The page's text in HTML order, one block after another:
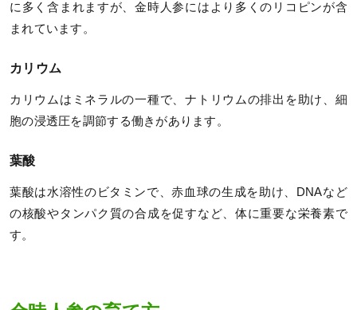
に多く含まれますが、金時人参にはより多くのリコピンが含
まれています。
カリウム
カリウムはミネラルの一種で、ナトリウムの排出を助け、細
胞の浸透圧を調節する働きがあります。
葉酸
葉酸は水溶性のビタミンで、赤血球の生成を助け、DNAなど
の核酸やタンパク質の合成を促すなど、体に重要な栄養素で
す。